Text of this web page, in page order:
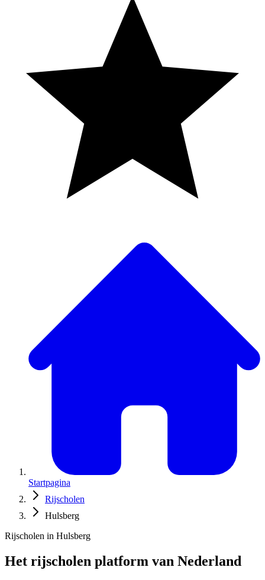
Startpagina
Rijscholen
Hulsberg
Rijscholen in Hulsberg
Het rijscholen platform van Nederland